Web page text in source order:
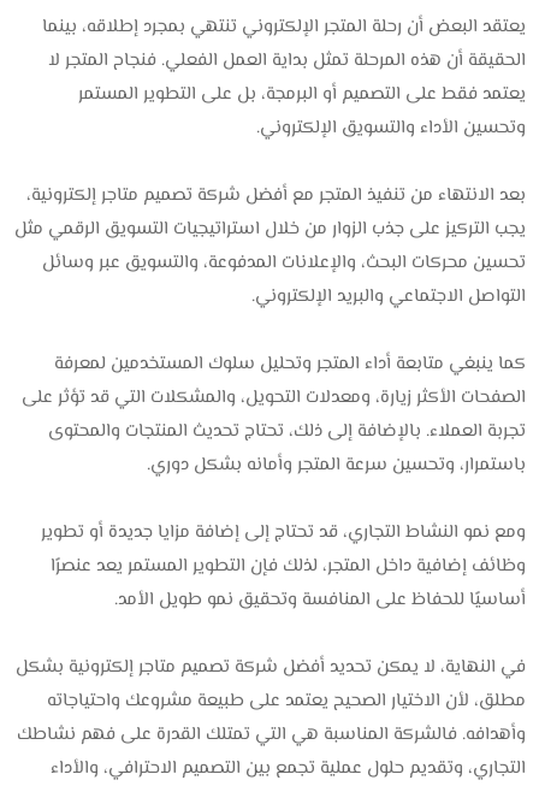
يعتقد البعض أن رحلة المتجر الإلكتروني تنتهي بمجرد إطلاقه، بينما
الحقيقة أن هذه المرحلة تمثل بداية العمل الفعلي. فنجاح المتجر لا
يعتمد فقط على التصميم أو البرمجة، بل على التطوير المستمر
وتحسين الأداء والتسويق الإلكتروني.
بعد الانتهاء من تنفيذ المتجر مع أفضل شركة تصميم متاجر إلكترونية،
يجب التركيز على جذب الزوار من خلال استراتيجيات التسويق الرقمي مثل
تحسين محركات البحث، والإعلانات المدفوعة، والتسويق عبر وسائل
التواصل الاجتماعي والبريد الإلكتروني.
كما ينبغي متابعة أداء المتجر وتحليل سلوك المستخدمين لمعرفة
الصفحات الأكثر زيارة، ومعدلات التحويل، والمشكلات التي قد تؤثر على
تجربة العملاء. بالإضافة إلى ذلك، تحتاج تحديث المنتجات والمحتوى
باستمرار، وتحسين سرعة المتجر وأمانه بشكل دوري.
ومع نمو النشاط التجاري، قد تحتاج إلى إضافة مزايا جديدة أو تطوير
وظائف إضافية داخل المتجر، لذلك فإن التطوير المستمر يعد عنصرًا
أساسيًا للحفاظ على المنافسة وتحقيق نمو طويل الأمد.
في النهاية، لا يمكن تحديد أفضل شركة تصميم متاجر إلكترونية بشكل
مطلق، لأن الاختيار الصحيح يعتمد على طبيعة مشروعك واحتياجاته
وأهدافه. فالشركة المناسبة هي التي تمتلك القدرة على فهم نشاطك
التجاري، وتقديم حلول عملية تجمع بين التصميم الاحترافي، والأداء